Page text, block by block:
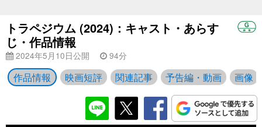
トラペジウム (2024)：キャスト・あらす
じ・作品情報
2024年5月10日公開 94分
作品情報 映画短評 関連記事 予告編・動画 画像